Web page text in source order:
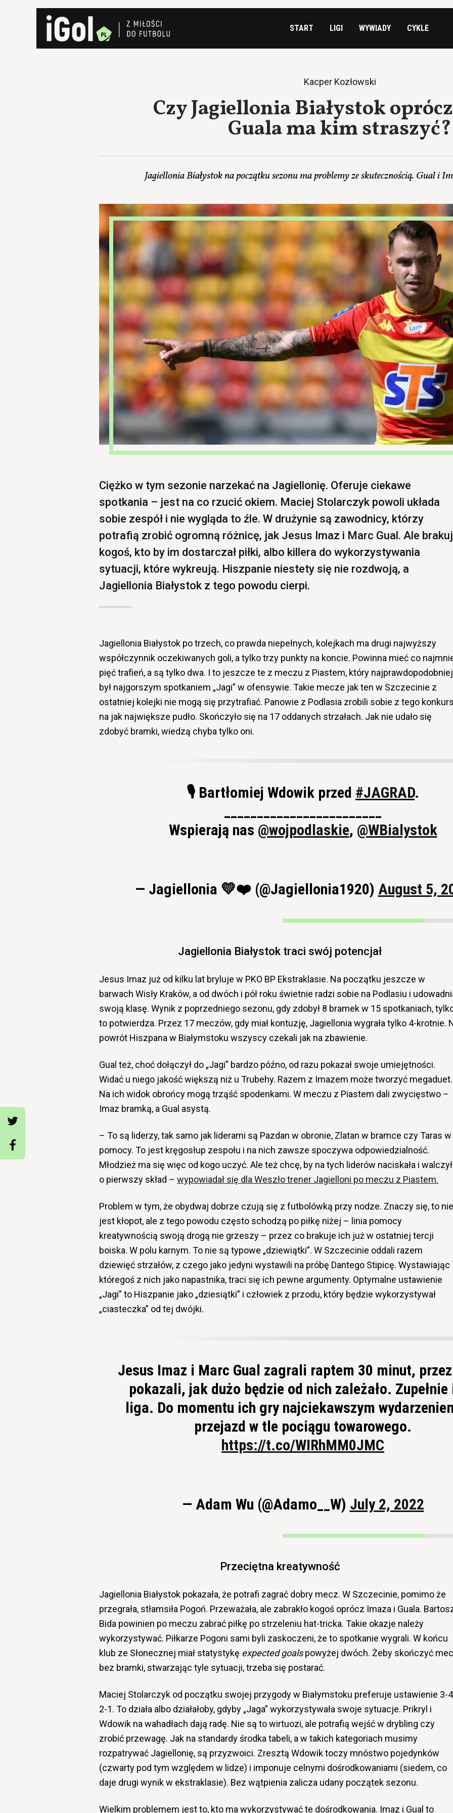
START LIGI WYWIADY CYKLE
Kacper Kozłowski
Czy Jagiellonia Białystok
Guala ma kim straszyć?
Jagiellonia Białystok na początku sezonu ma problemy ze skutecznością. Gual i
Ciężko w tym sezonie narzekać na Jagiellonię. Oferuje ciekawe
spotkania – jest na co rzucić okiem. Maciej Stolarczyk powoli układa
sobie zespół i nie wygląda to źle. W drużynie są zawodnicy, którzy
potrafią zrobić ogromną różnicę, jak Jesus Imaz i Marc Gual. Ale
kogoś, kto by im dostarczał piłki, albo killera do wykorzystywania
sytuacji, które wykreują. Hiszpanie niestety się nie rozdwoją, a
Jagiellonia Białystok z tego powodu cierpi.
Jagiellonia Białystok po trzech, co prawda niepełnych, kolejkach ma drugi najwyższy
współczynnik oczekiwanych goli, a tylko trzy punkty na koncie. Powinna mieć co
pięć trafień, a są tylko dwa. I to jeszcze te z meczu z Piastem, który najprawdopodobniej
był najgorszym spotkaniem „Jagi” w ofensywie. Takie mecze jak ten w Szczecinie z
ostatniej kolejki nie mogą się przytrafiać. Panowie z Podlasia zrobili sobie z tego
na jak największe pudło. Skończyło się na 17 oddanych strzałach. Jak nie udało się
zdobyć bramki, wiedzą chyba tylko oni.
🎙️ Bartłomiej Wdowik przed #JAGRAD.
________________________
Wspierają nas @wojpodlaskie, @WBialystok
— Jagiellonia 💛❤️ (@Jagiellonia1920) August 5,
Jagiellonia Białystok traci swój potencjał
Jesus Imaz już od kilku lat bryluje w PKO BP Ekstraklasie. Na początku jeszcze w
barwach Wisły Kraków, a od dwóch i pół roku świetnie radzi sobie na Podlasiu i
swoją klasę. Wynik z poprzedniego sezonu, gdy zdobył 8 bramek w 15 spotkaniach,
to potwierdza. Przez 17 meczów, gdy miał kontuzję, Jagiellonia wygrała tylko 4-krotnie.
powrót Hiszpana w Białymstoku wszyscy czekali jak na zbawienie.
Gual też, choć dołączył do „Jagi” bardzo późno, od razu pokazał swoje umiejętności.
Widać u niego jakość większą niż u Trubehy. Razem z Imazem może tworzyć megaduet.
Na ich widok obrońcy mogą trząść spodenkami. W meczu z Piastem dali zwycięstwo –
Imaz bramką, a Gual asystą.
– To są liderzy, tak samo jak liderami są Pazdan w obronie, Zlatan w bramce czy Taras w
pomocy. To jest kręgosłup zespołu i na nich zawsze spoczywa odpowiedzialność.
Młodzież ma się więc od kogo uczyć. Ale też chcę, by na tych liderów naciskała i
o pierwszy skład – wypowiadał się dla Weszłotrener Jagielloni po meczu z Piastem.
Problem w tym, że obydwaj dobrze czują się z futbolówką przy nodze. Znaczy się, to nie
jest kłopot, ale z tego powodu często schodzą po piłkę niżej – linia pomocy
kreatywnością swoją drogą nie grzeszy – przez co brakuje ich już w ostatniej tercji
boiska. W polu karnym. To nie są typowe „dziewiątki”. W Szczecinie oddali razem
dziewięć strzałów, z czego jako jedyni wystawili na próbę Dantego Stipicę. Wystawiając
któregoś z nich jako napastnika, traci się ich pewne argumenty. Optymalne ustawienie
„Jagi” to Hiszpanie jako „dziesiątki” i człowiek z przodu, który będzie wykorzystywał
„ciasteczka” od tej dwójki.
Jesus Imaz i Marc Gual zagrali raptem 30 minut,
pokazali, jak dużo będzie od nich zależało. Zupełnie
liga. Do momentu ich gry najciekawszym
przejazd w tle pociągu towarowego.
https://t.co/WIRhMM0JMC
— Adam Wu (@Adamo__W) July 2, 2022
Przeciętna kreatywność
Jagiellonia Białystok pokazała, że potrafi zagrać dobry mecz. W Szczecinie, pomimo że
przegrała, stłamsiła Pogoń. Przeważała, ale zabrakło kogoś oprócz Imaza i Guala.
Bida powinien po meczu zabrać piłkę po strzeleniu hat-tricka. Takie okazje należy
wykorzystywać. Piłkarze Pogoni sami byli zaskoczeni, że to spotkanie wygrali. W końcu
klub ze Słonecznej miał statystykę expected goalspowyżej dwóch. Żeby skończyć
bez bramki, stwarzając tyle sytuacji, trzeba się postarać.
Maciej Stolarczyk od początku swojej przygody w Białymstoku preferuje ustawienie 3-
2-1. To działa albo działałoby, gdyby „Jaga” wykorzystywała swoje sytuacje. Prikryl i
Wdowik na wahadłach dają radę. Nie są to wirtuozi, ale potrafią wejść w drybling czy
zrobić przewagę. Jak na standardy środka tabeli, a w takich kategoriach musimy
rozpatrywać Jagiellonię, są przyzwoici. Zresztą Wdowik toczy mnóstwo pojedynków
(czwarty pod tym względem w lidze) i imponuje celnymi dośrodkowaniami (siedem, co
daje drugi wynik w ekstraklasie). Bez wątpienia zalicza udany początek sezonu.
Wielkim problemem jest to, kto ma wykorzystywać te dośrodkowania. Imaz i Gual to